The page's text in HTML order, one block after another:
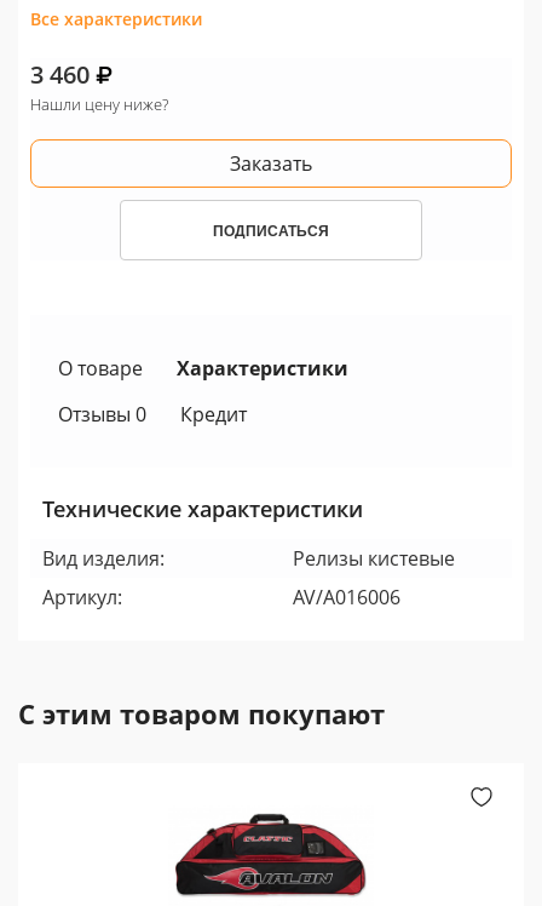
Все характеристики
3 460
Нашли цену ниже?
Заказать
ПОДПИСАТЬСЯ
О товаре
Характеристики
Отзывы 0
Кредит
Технические характеристики
Вид изделия:
Релизы кистевые
Артикул:
AV/A016006
С этим товаром покупают